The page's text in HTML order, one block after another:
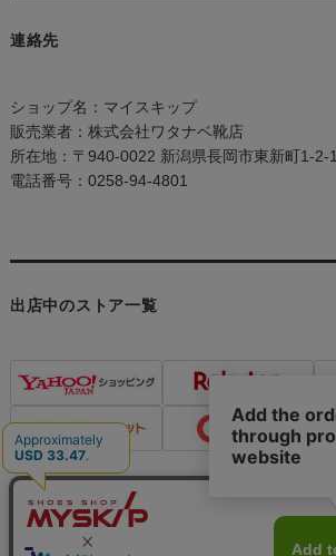
連絡先
ショップ名：マイスキップ
販売業者：株式会社ワタナベ靴店
所在地：〒940-0022 新潟県長岡市東新町1-2-1
電話番号：0258-94-4801
出店中のストア一覧